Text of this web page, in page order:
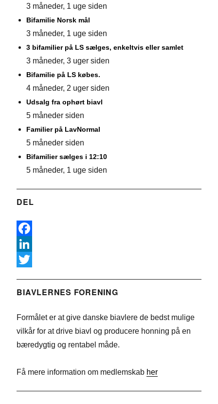
3 måneder, 1 uge siden
Bifamilie Norsk mål
3 måneder, 1 uge siden
3 bifamilier på LS sælges, enkeltvis eller samlet
3 måneder, 3 uger siden
Bifamilie på LS købes.
4 måneder, 2 uger siden
Udsalg fra ophørt biavl
5 måneder siden
Familier på LavNormal
5 måneder siden
Bifamilier sælges i 12:10
5 måneder, 1 uge siden
DEL
F
a
e
o
L
n
e
n
w
t
r
BIAVLERNES FORENING
Formålet er at give danske biavlere de bedst mulige
vilkår for at drive biavl og producere honning på en
bæredygtig og rentabel måde.
Få mere information om medlemskab her